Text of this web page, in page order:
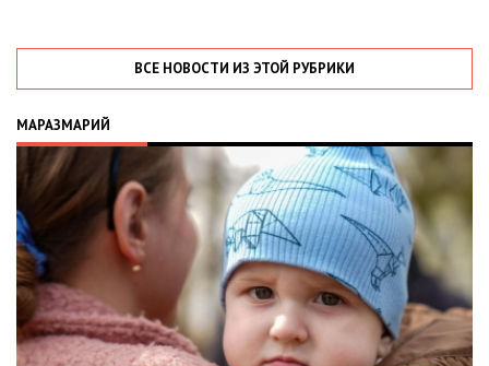
ВСЕ НОВОСТИ ИЗ ЭТОЙ РУБРИКИ
МАРАЗМАРИЙ